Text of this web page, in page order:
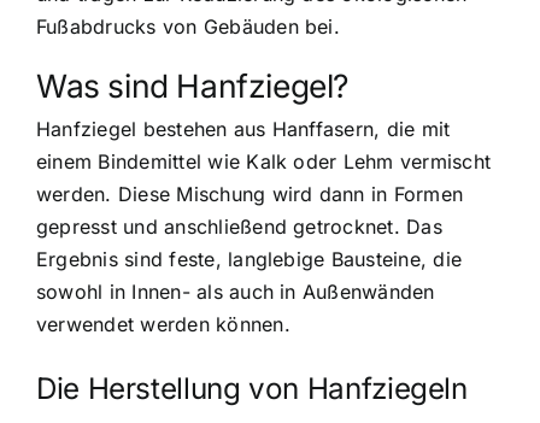
Fußabdrucks von Gebäuden bei.
Was sind Hanfziegel?
Hanfziegel bestehen aus Hanffasern, die mit
einem Bindemittel wie Kalk oder Lehm vermischt
werden. Diese Mischung wird dann in Formen
gepresst und anschließend getrocknet. Das
Ergebnis sind feste, langlebige Bausteine, die
sowohl in Innen- als auch in Außenwänden
verwendet werden können.
Die Herstellung von Hanfziegeln